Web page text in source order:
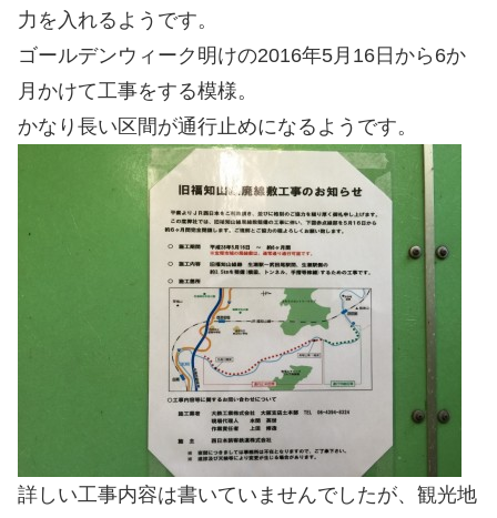
力を入れるようです。
ゴールデンウィーク明けの2016年5月16日から6か
月かけて工事をする模様。
かなり長い区間が通行止めになるようです。
詳しい工事内容は書いていませんでしたが、観光地